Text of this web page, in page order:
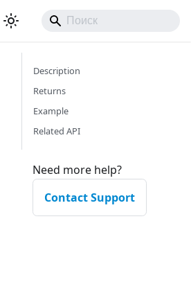
Description
Returns
Example
Related API
Need more help?
Contact Support